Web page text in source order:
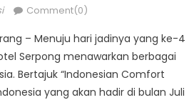
Comment(0)
– Menuju hari jadinya yang ke-4
Serpong menawarkan berbagai
Bertajuk “Indonesian Comfort
yang akan hadir di bulan Juli